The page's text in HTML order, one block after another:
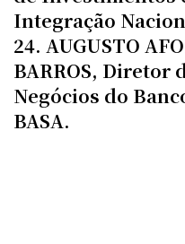
Integração
24. AUGUSTO
BARROS,
Negócios do
BASA.